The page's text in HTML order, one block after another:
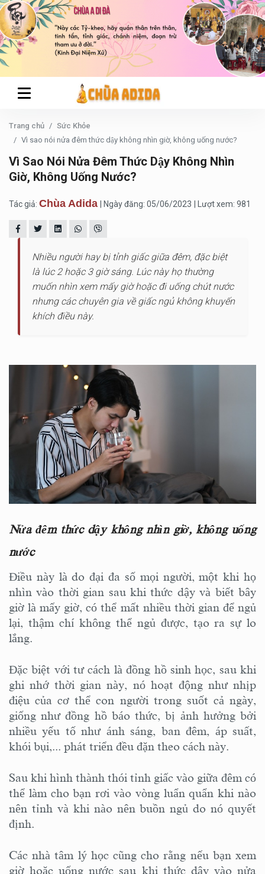
Trang chủ
Sức Khỏe
Vì sao nói nửa đêm thức dậy không nhìn giờ, không uống nước?
Vì Sao Nói Nửa Đêm Thức Dậy Không Nhìn
Giờ, Không Uống Nước?
Tác giả: Chùa Adida | Ngày đăng: 05/06/2023 | Lượt xem: 981
Nhiều người hay bị tỉnh giấc giữa đêm, đặc biệt
là lúc 2 hoặc 3 giờ sáng. Lúc này họ thường
muốn nhìn xem mấy giờ hoặc đi uống chút nước
nhưng các chuyên gia về giấc ngủ không khuyến
khích điều này.
Nửa đêm thức dậy không nhìn giờ, không uống
nước
Điều này là do đại đa số mọi người, một khi họ
nhìn vào thời gian sau khi thức dậy và biết bây
giờ là mấy giờ, có thể mất nhiều thời gian để ngủ
lại, thậm chí không thể ngủ được, tạo ra sự lo
lắng.
Đặc biệt với tư cách là đồng hồ sinh học, sau khi
ghi nhớ thời gian này, nó hoạt động như nhịp
điệu của cơ thể con người trong suốt cả ngày,
giống như đồng hồ báo thức, bị ảnh hưởng bởi
nhiều yếu tố như ánh sáng, ban đêm, áp suất,
khói bụi,... phát triển đều đặn theo cách này.
Sau khi hình thành thói tỉnh giấc vào giữa đêm có
thể làm cho bạn rơi vào vòng luẩn quẩn khi nào
nên tỉnh và khi nào nên buồn ngủ do nó quyết
định.
Các nhà tâm lý học cũng cho rằng nếu bạn xem
giờ hoặc uống nước sau khi thức dậy vào nửa